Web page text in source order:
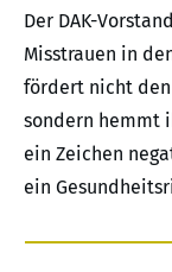
Der DAK-
Misstrauen in
fördert nicht
sondern hemmt
ein Zeichen
ein